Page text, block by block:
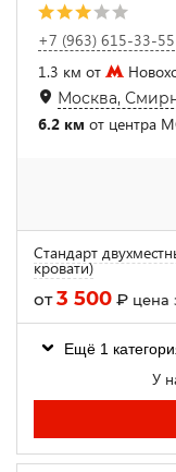
+7 (963) 615-33-55
1.3 км от
Москва,
6.2 км от центра
Стандарт
кровати)
от3 500 ₽ цена
Ещё 1
У